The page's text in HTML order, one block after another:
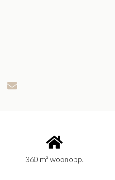
360 m² woonopp.